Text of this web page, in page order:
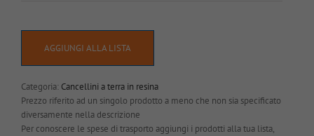
AGGIUNGI ALLA LISTA
Categoria: Cancellini a terra in resina
Prezzo riferito ad un singolo prodotto a meno che non sia specificato
diversamente nella descrizione
Per conoscere le spese di trasporto aggiungi i prodotti alla tua lista,